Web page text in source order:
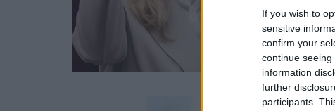
If you wish to
sensitive
confirm your
continue
information
further
participants.